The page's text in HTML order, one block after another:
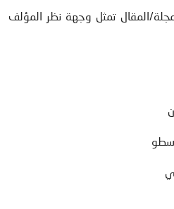
المقال تمثل وجهة نظر المؤلف